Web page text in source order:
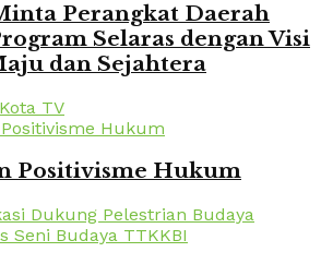
Perangkat Daerah
Selaras dengan Visi
dan Sejahtera
TV
Positivisme Hukum